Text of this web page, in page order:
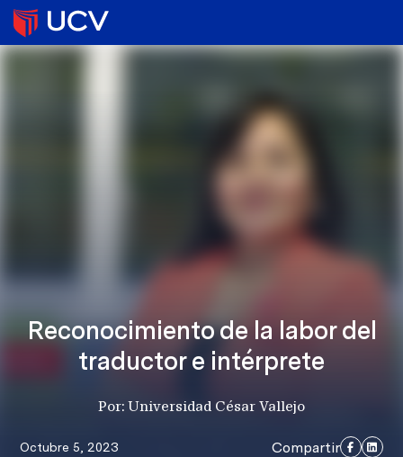
Reconocimiento de la labor del
traductor e intérprete
Por: Universidad César Vallejo
Octubre 5, 2023 Compartir